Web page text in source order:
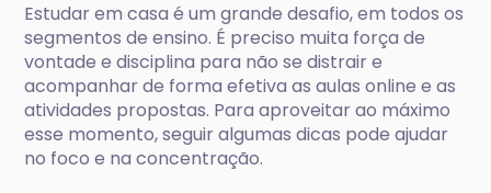
Estudar em casa é um grande desafio, em todos os
segmentos de ensino. É preciso muita força de
vontade e disciplina para não se distrair e
acompanhar de forma efetiva as aulas online e as
atividades propostas. Para aproveitar ao máximo
esse momento, seguir algumas dicas pode ajudar
no foco e na concentração.